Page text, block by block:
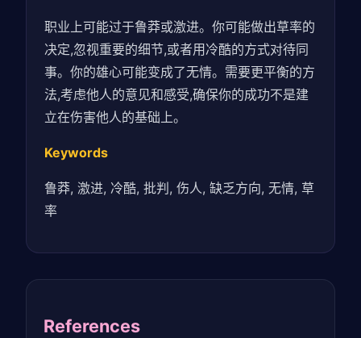
职业上可能过于鲁莽或激进。你可能做出草率的
决定,忽视重要的细节,或者用冷酷的方式对待同
事。你的雄心可能变成了无情。需要更平衡的方
法,考虑他人的意见和感受,确保你的成功不是建
立在伤害他人的基础上。
Keywords
鲁莽, 激进, 冷酷, 批判, 伤人, 缺乏方向, 无情, 草
率
References